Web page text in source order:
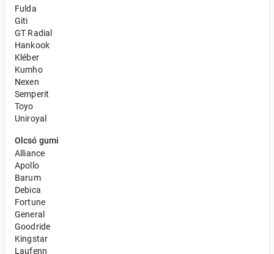
Fulda
Giti
GT Radial
Hankook
Kléber
Kumho
Nexen
Semperit
Toyo
Uniroyal
Olcsó gumi
Alliance
Apollo
Barum
Debica
Fortune
General
Goodride
Kingstar
Laufenn